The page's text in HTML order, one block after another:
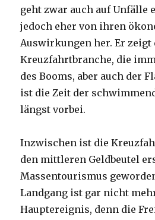
geht zwar auch auf Unfälle
jedoch eher von ihren
Auswirkungen her. Er zeigt
Kreuzfahrtbranche, die
des Booms, aber auch der
ist die Zeit der
längst vorbei.
Inzwischen ist die
den mittleren Geldbeutel
Massentourismus
Landgang ist gar nicht
Hauptereignis, denn die